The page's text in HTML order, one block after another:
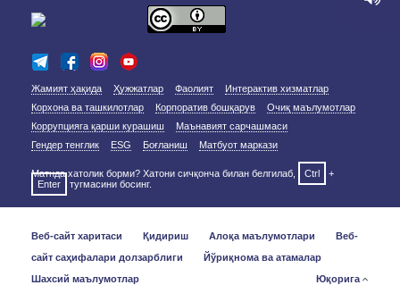
Жамият ҳақида Ҳужжатлар Фаолият
Интерактив хизматлар
Корхона ва ташкилотлар
Корпоратив бошқарув
Очиқ маълумотлар
Коррупцияга қарши курашиш
Маънавият сарчашмаси
Гендер тенглик
ESG Боғланиш Матбуот маркази
Матнда хатолик борми? Хатони сичқонча билан белгилаб, Ctrl
+
Enter
тугмасини босинг.
Веб-сайт харитаси Қидириш Алоқа маълумотлари
Веб-
сайт саҳифалари долзарблиги
Йўриқнома ва атамалар
Шахсий маълумотлар
Юқорига